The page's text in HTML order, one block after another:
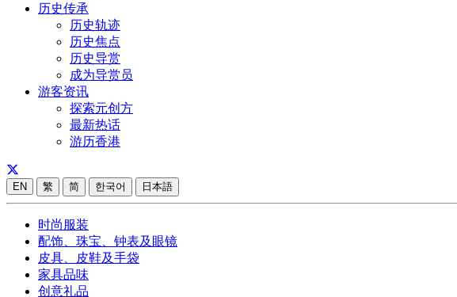
历史传承
历史轨迹
历史焦点
历史导赏
成为导赏员
游客资讯
探索元创方
最新热话
游历香港
EN 繁 简 한국어 日本語
时尚服装
配饰、珠宝、钟表及眼镜
皮具、皮鞋及手袋
家具品味
创意礼品